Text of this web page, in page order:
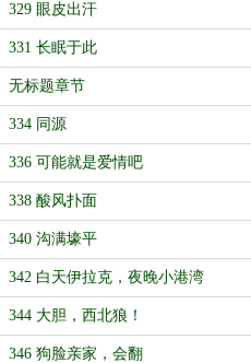
329 眼皮出汗
331 长眠于此
无标题章节
334 同源
336 可能就是爱情吧
338 酸风扑面
340 沟满壕平
342 白天伊拉克，夜晚小港湾
344 大胆，西北狼！
346 狗脸亲家，会翻